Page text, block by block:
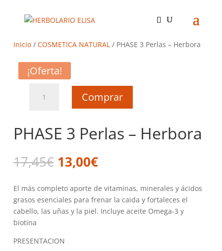
Inicio/ COSMETICA NATURAL/ PHASE 3 Perlas – Herbora
¡Oferta!
Herbora
Comprar
PHASE 3 Perlas – Herbora
17,45€ El
precio
original
era:
17,45€.
13,00€El
precio
actual
es:
13,00€.
El más completo aporte de vitaminas, minerales y ácidos
grasos esenciales para frenar la caida y fortaleces el
cabello, las uñas y la piel. Incluye aceite Omega-3 y
biotina
PRESENTACION